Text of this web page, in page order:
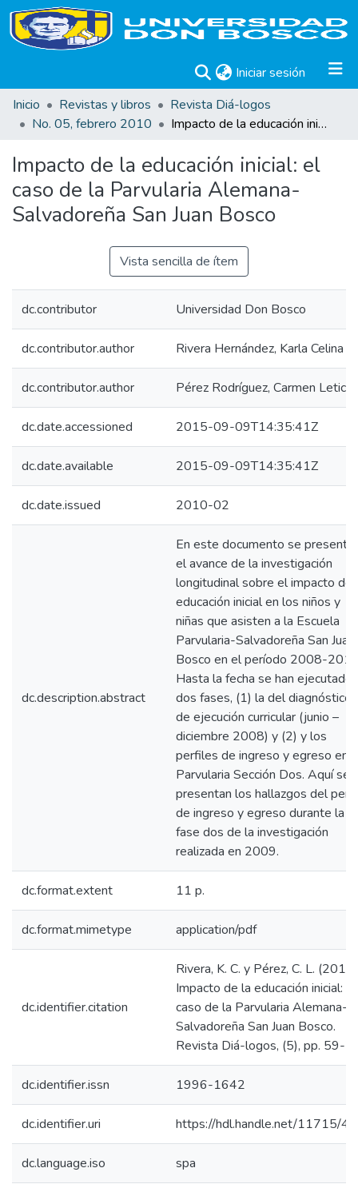
Iniciar sesión (current)
Inicio
Revistas y libros
Revista Diá-logos
No. 05, febrero 2010
Impacto de la educación inicial: el caso de la Parvularia Alemana-Salvadoreña San Juan Bosco
Impacto de la educación inicial: el
caso de la Parvularia Alemana-
Salvadoreña San Juan Bosco
Vista sencilla de ítem
dc.contributor Universidad Don Bosco
dc.contributor.author Rivera Hernández, Karla Celina
dc.contributor.author Pérez Rodríguez, Carmen Leticia
dc.date.accessioned 2015-09-09T14:35:41Z
dc.date.available 2015-09-09T14:35:41Z
dc.date.issued 2010-02
dc.description.abstract
En este documento se presenta
el avance de la investigación
longitudinal sobre el impacto de
educación inicial en los niños y
niñas que asisten a la Escuela
Parvularia-Salvadoreña San Juan
Bosco en el período 2008-
Hasta la fecha se han ejecutado
dos fases, (1) la del diagnóstico
de ejecución curricular (junio –
diciembre 2008) y (2) y los
perfiles de ingreso y egreso en
Parvularia Sección Dos. Aquí se
presentan los hallazgos del
de ingreso y egreso durante la
fase dos de la investigación
realizada en 2009.
dc.format.extent 11 p.
dc.format.mimetype application/pdf
dc.identifier.citation
Rivera, K. C. y Pérez, C. L.
Impacto de la educación inicial: el
caso de la Parvularia Alemana-
Salvadoreña San Juan Bosco.
Revista Diá-logos, (5), pp. 59-
dc.identifier.issn 1996-1642
dc.identifier.uri https://hdl.handle.net/11715/
dc.language.iso spa